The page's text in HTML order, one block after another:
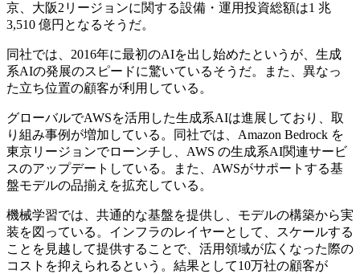
京、大阪2リージョンに関する設備・運用投資総額は1 兆
3,510 億円となるそうだ。
同社では、2016年に最初のAIを出し始めたというが、生成
系AIの発展のスピードに驚いているそうだ。また、異なっ
た立ち位置の顧客が利用している。
グローバルでAWSを活用した生成系AIは進展しており、取
り組み事例が増加している。同社では、Amazon Bedrock を
東京リージョンでローンチし、AWS の生成系AI関連サービ
スのアップデートしている。また、AWSがサポートする基
盤モデルの品揃えを拡充している。
機械学習では、共通的な基盤を提供し、モデルの構築から実
装を図っている。インフラのレイヤーとして、スケールする
ことを見越して提供することで、活用領域が広くなった際の
コストを抑えられるという。結果として10万社の顧客が